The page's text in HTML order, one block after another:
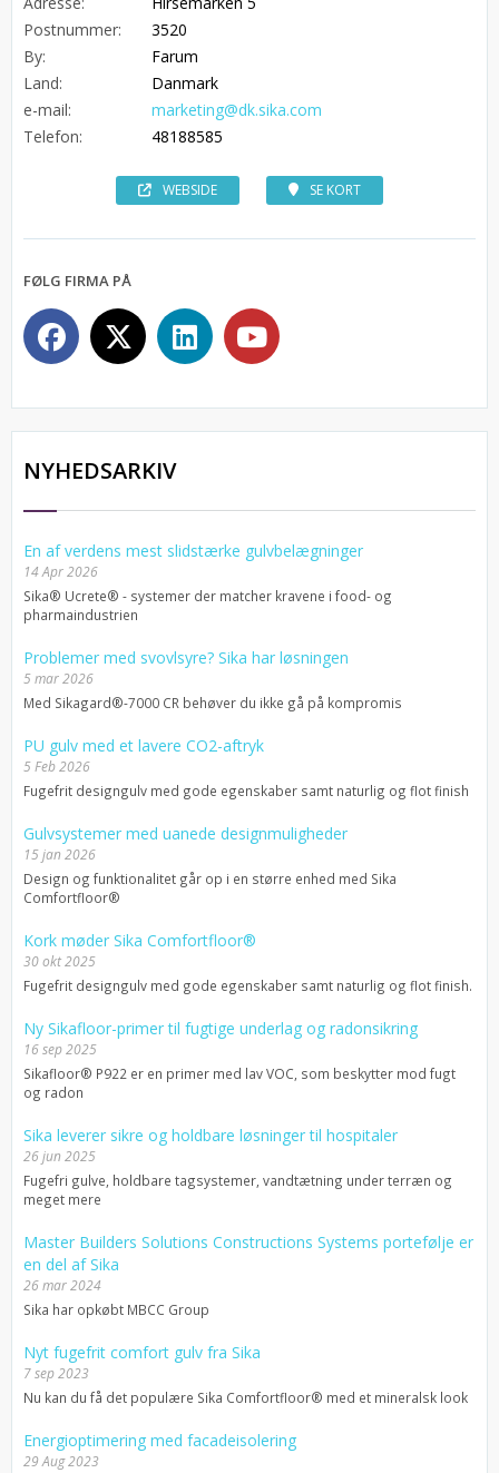
Postnummer:
3520
By:
Farum
Land:
Danmark
e-mail:
marketing@dk.sika.com
Telefon:
48188585
WEBSIDE SE KORT
FØLG FIRMA PÅ
NYHEDSARKIV
En af verdens mest slidstærke gulvbelægninger
14 Apr 2026
Sika® Ucrete® - systemer der matcher kravene i food- og
pharmaindustrien
Problemer med svovlsyre? Sika har løsningen
5 mar 2026
Med Sikagard®-7000 CR behøver du ikke gå på kompromis
PU gulv med et lavere CO2-aftryk
5 Feb 2026
Fugefrit designgulv med gode egenskaber samt naturlig og flot finish
Gulvsystemer med uanede designmuligheder
15 jan 2026
Design og funktionalitet går op i en større enhed med Sika
Comfortfloor®
Kork møder Sika Comfortfloor®
30 okt 2025
Fugefrit designgulv med gode egenskaber samt naturlig og flot finish.
Ny Sikafloor-primer til fugtige underlag og radonsikring
16 sep 2025
Sikafloor® P922 er en primer med lav VOC, som beskytter mod fugt
og radon
Sika leverer sikre og holdbare løsninger til hospitaler
26 jun 2025
Fugefri gulve, holdbare tagsystemer, vandtætning under terræn og
meget mere
Master Builders Solutions Constructions Systems portefølje er
en del af Sika
26 mar 2024
Sika har opkøbt MBCC Group
Nyt fugefrit comfort gulv fra Sika
7 sep 2023
Nu kan du få det populære Sika Comfortfloor® med et mineralsk look
Energioptimering med facadeisolering
29 Aug 2023